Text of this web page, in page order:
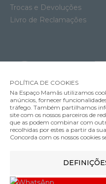
Soutien Amamentação
62.95€
Cor
Trocas e Devoluções
Livro de Reclamações
MÉTODOS DE ENVIO
MÉTODOS DE PAGAMENTO
POLÍTICA DE COOKIES
Na Espaço Mamãs utilizamos
anúncios, fornecer
tráfego. Também partilhamos
site com os nossos parceiros de
que as podem combinar com
recolhidas por estes a partir da
Concorda com os nossos cookies